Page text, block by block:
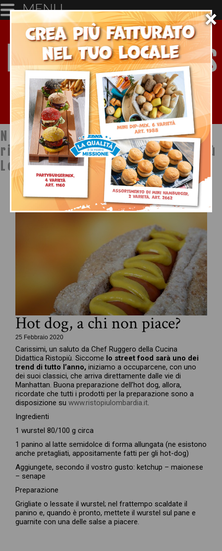
×
MENU
Notizie dal mondo della
ristorazione a cura di Ristopiù
Lombardia SpA
Hot dog, a chi non piace?
25 Febbraio 2020
Carissimi, un saluto da Chef Ruggero della Cucina
Didattica Ristopiù. Siccome lo street food sarà uno dei
trend di tutto l’anno, iniziamo a occuparcene, con uno
dei suoi classici, che arriva direttamente dalle vie di
Manhattan. Buona preparazione dell’hot dog, allora,
ricordate che tutti i prodotti per la preparazione sono a
disposizione su www.ristopiulombardia.it.
Ingredienti
1 wurstel 80/100 g circa
1 panino al latte semidolce di forma allungata (ne esistono
anche pretagliati, appositamente fatti per gli hot-dog)
Aggiungete, secondo il vostro gusto: ketchup – maionese
– senape
Preparazione
Grigliate o lessate il wurstel; nel frattempo scaldate il
panino e, quando è pronto, mettete il wurstel sul pane e
guarnite con una delle salse a piacere.